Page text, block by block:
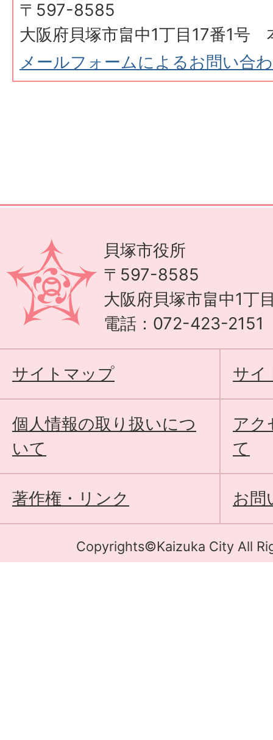
〒597-8585
大阪府貝塚市畠中1丁目17番1号
メールフォームによるお問い合
貝塚市役所
〒597-8585
大阪府貝塚市畠中1丁
電話：072-423-2151
サイトマップ サイ
個人情報の取り扱いにつ
いて
アク
て
著作権・リンク お問
Copyrights©Kaizuka City All